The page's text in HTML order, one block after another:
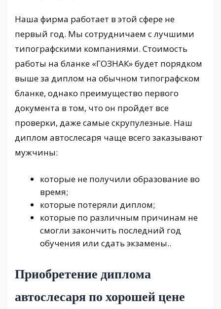
Наша фирма работает в этой сфере не
первый год. Мы сотрудничаем с лучшими
типографскими компаниями. Стоимость
работы на бланке «ГОЗНАК» будет порядком
выше за диплом на обычном типографском
бланке, однако преимущество первого
документа в том, что он пройдет все
проверки, даже самые скрупулезные. Наш
диплом автослесаря чаще всего заказывают
мужчины:
которые не получили образование во
время;
которые потеряли диплом;
которые по различным причинам не
смогли закончить последний год
обучения или сдать экзамены..
Приобретение диплома
автослесаря по хорошей цене